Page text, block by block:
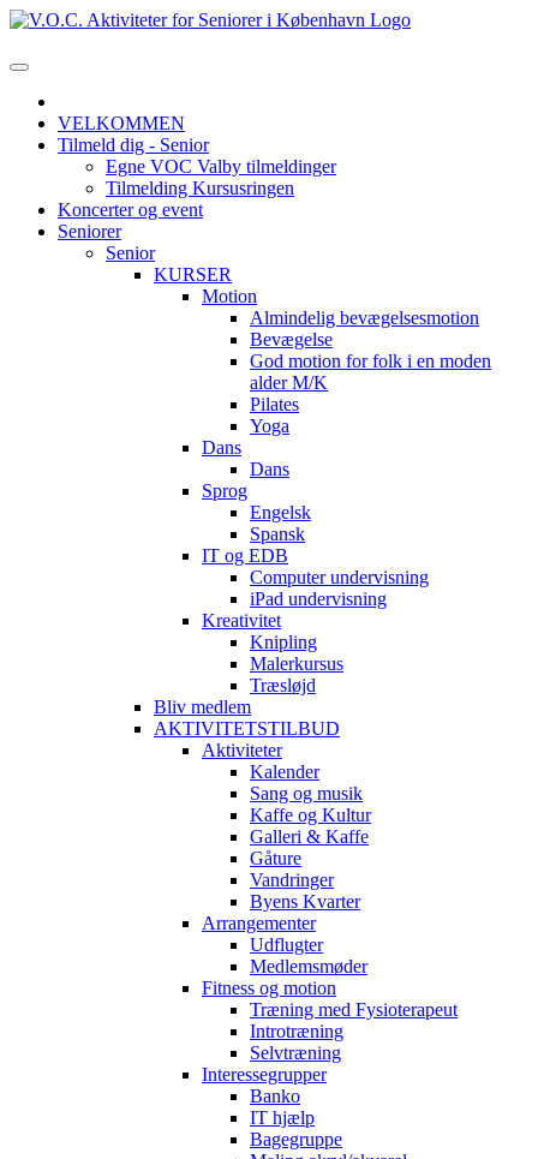
VELKOMMEN
Tilmeld dig - Senior
Egne VOC Valby tilmeldinger
Tilmelding Kursusringen
Koncerter og event
Seniorer
Senior
KURSER
Motion
Almindelig bevægelsesmotion
Bevægelse
God motion for folk i en moden
alder M/K
Pilates
Yoga
Dans
Dans
Sprog
Engelsk
Spansk
IT og EDB
Computer undervisning
iPad undervisning
Kreativitet
Knipling
Malerkursus
Træsløjd
Bliv medlem
AKTIVITETSTILBUD
Aktiviteter
Kalender
Sang og musik
Kaffe og Kultur
Galleri & Kaffe
Gåture
Vandringer
Byens Kvarter
Arrangementer
Udflugter
Medlemsmøder
Fitness og motion
Træning med Fysioterapeut
Introtræning
Selvtræning
Interessegrupper
Banko
IT hjælp
Bagegruppe